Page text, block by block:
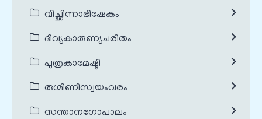
വിച്ഛിന്നാഭിഷേകം
ദിവ്യകാരുണ്യചരിതം
പുത്രകാമേഷ്ടി
രുഗ്മിണീസ്വയംവരം
സന്താനഗോപാലം